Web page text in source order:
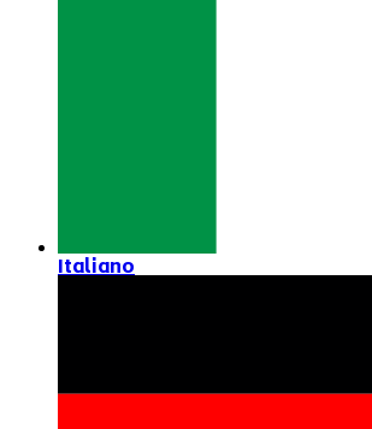
Italiano